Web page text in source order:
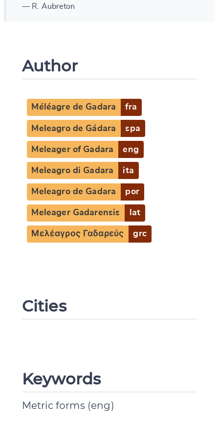
— R. Aubreton
Author
Méléagre de Gadara fra
Meleagro de Gádara spa
Meleager of Gadara eng
Meleagro di Gadara ita
Meleagro de Gadara por
Meleager Gadarensis lat
Μελέαγρος Γαδαρεύς grc
Cities
Keywords
Metric forms (eng)